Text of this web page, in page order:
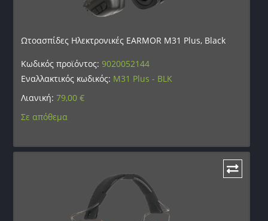
Ωτοασπίδες Ηλεκτρονικές EARMOR M31 Plus, Black
Κωδικός προϊόντος:9020052144
Εναλλακτικός κωδικός: M31 Plus - BLK
Λιανική:79,00€
Σε απόθεμα